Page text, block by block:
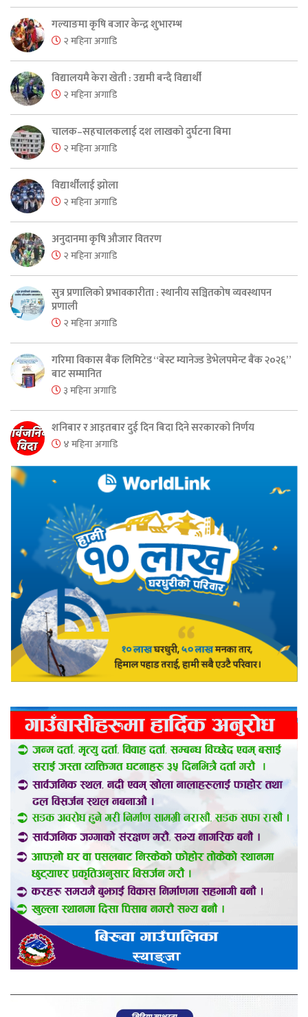
गल्याङमा कृषि बजार केन्द्र शुभारम्भ
२ महिना अगाडि
विद्यालयमै केरा खेती : उद्यमी बन्दै विद्यार्थी
२ महिना अगाडि
चालक–सहचालकलाई दश लाखको दुर्घटना बिमा
२ महिना अगाडि
विद्यार्थीलाई झोला
२ महिना अगाडि
अनुदानमा कृषि औजार वितरण
२ महिना अगाडि
सुत्र प्रणालिको प्रभावकारीता : स्थानीय सञ्चितकोष व्यवस्थापन
प्रणाली
२ महिना अगाडि
गरिमा विकास बैंक लिमिटेड “बेस्ट म्यानेज्ड डेभेलपमेन्ट बैंक २०२६”
बाट सम्मानित
३ महिना अगाडि
शनिबार र आइतबार दुई दिन बिदा दिने सरकारको निर्णय
४ महिना अगाडि